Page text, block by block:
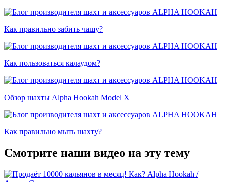
Как правильно забить чашу?
Как пользоваться калаудом?
Обзор шахты Alpha Hookah Model X
Как правильно мыть шахту?
Смотрите наши видео на эту тему